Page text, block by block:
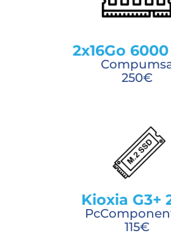
2x16Go
250€
Kioxia G3+
115€